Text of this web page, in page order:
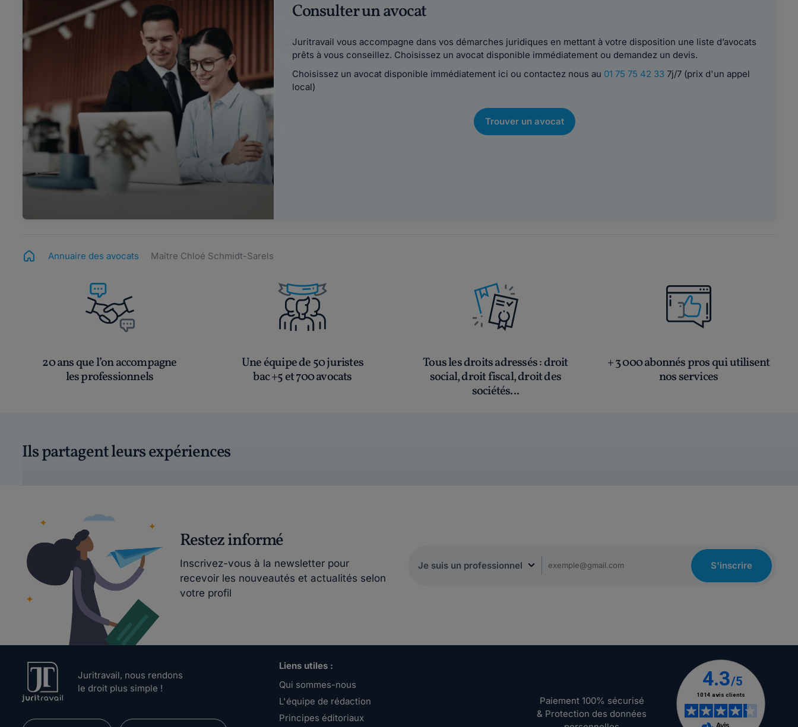
Consulter un avocat
Juritravail vous accompagne dans vos démarches juridiques en mettant à votre disposition une liste d’avocats
prêts à vous conseillez. Choisissez un avocat disponible immédiatement ou demandez un devis.
Choisissez un avocat disponible immédiatement ici ou contactez nous au 01 75 75 42 337j/7 (prix d'un appel
local)
Trouver un avocat
Annuaire des avocats Maître Chloé Schmidt-Sarels
20 ans que l’on accompagne
les professionnels
Une équipe de 50 juristes
bac +5 et 700 avocats
Tous les droits adressés: droit
social, droit fiscal, droit des
sociétés...
+ 3 000 abonnés pros qui utilisent
nos services
Ils partagent leurs expériences
Restez informé
Inscrivez-vous à la newsletter pour
recevoir les nouveautés et actualités selon
votre profil
S'inscrire
Juritravail, nous rendons
le droit plus simple !
Liens utiles :
Qui sommes-nous
L'équipe de rédaction
Principes éditoriaux
Paiement 100% sécurisé
& Protection des données